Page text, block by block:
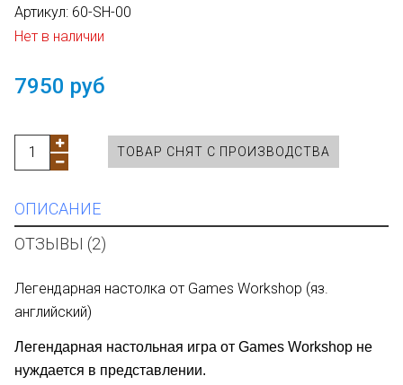
Артикул: 60-SH-00
Нет в наличии
7950 руб
ТОВАР СНЯТ С ПРОИЗВОДСТВА
ОПИСАНИЕ
ОТЗЫВЫ (2)
Легендарная настолка от Games Workshop (яз.
английский)
Легендарная настольная игра от Games Workshop не
нуждается в представлении.